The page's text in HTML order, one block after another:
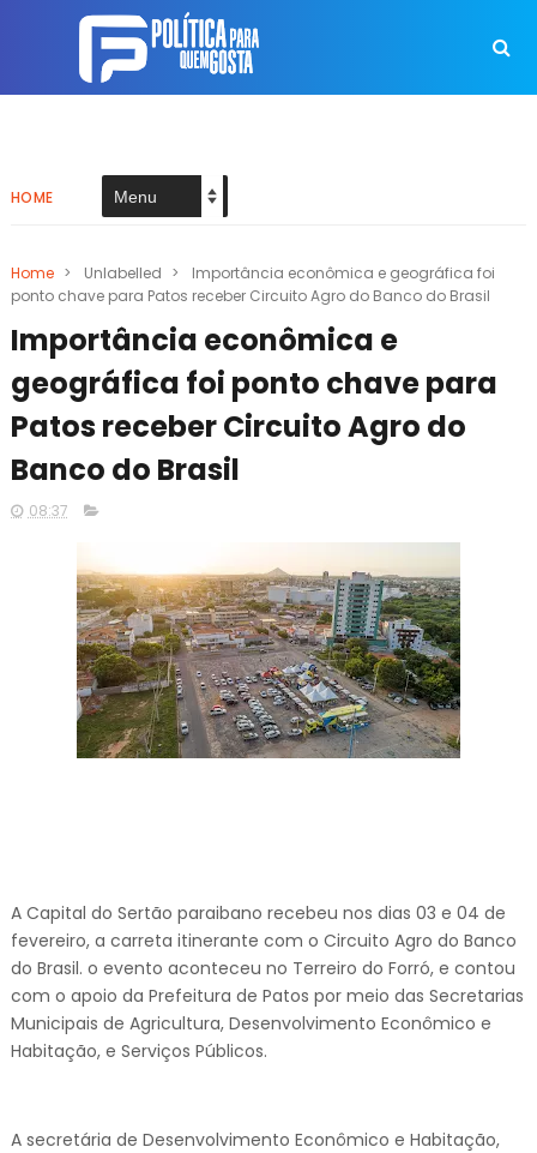
HOME
Home > Unlabelled >
Importância econômica e geográfica foi
ponto chave para Patos receber Circuito Agro do Banco do Brasil
Importância econômica e
geográfica foi ponto chave para
Patos receber Circuito Agro do
Banco do Brasil
08:37
A Capital do Sertão paraibano recebeu nos dias 03 e 04 de
fevereiro, a carreta itinerante com o Circuito Agro do Banco
do Brasil. o evento aconteceu no Terreiro do Forró, e contou
com o apoio da Prefeitura de Patos por meio das Secretarias
Municipais de Agricultura, Desenvolvimento Econômico e
Habitação, e Serviços Públicos.
A secretária de Desenvolvimento Econômico e Habitação,